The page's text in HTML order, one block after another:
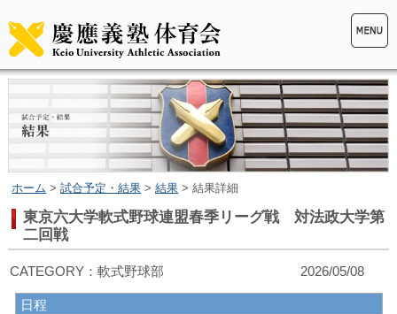
ホーム >試合予定・結果 >結果 > 結果詳細
東京六大学軟式野球連盟春季リーグ戦 対法政大学第
二回戦
CATEGORY：軟式野球部 2026/05/08
日程